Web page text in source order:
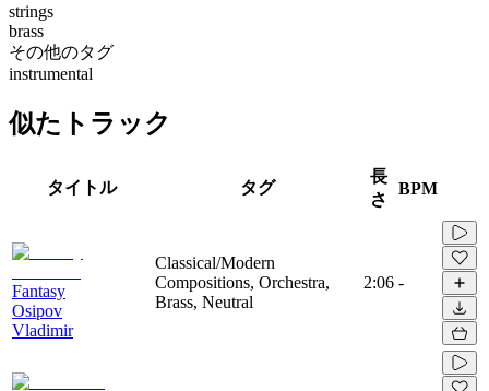
strings
brass
その他のタグ
instrumental
似たトラック
タイトル タグ
長
さ
BPM
Fantasy
Osipov
Vladimir
Classical/Modern
Compositions, Orchestra,
Brass, Neutral
2:06 -